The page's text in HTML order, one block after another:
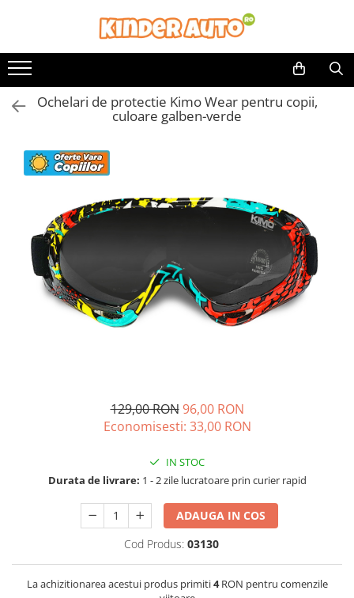
Ochelari de protectie Kimo Wear pentru copii,
culoare galben-verde
129,00 RON 96,00 RON
Economisesti: 33,00 RON
IN STOC
Durata de livrare: 1 - 2 zile lucratoare prin curier rapid
ADAUGA IN COS
Cod Produs: 03130
La achizitionarea acestui produs primiti4RON pentru comenzile